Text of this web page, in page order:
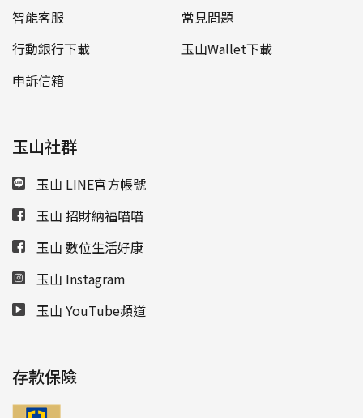
智能客服
常見問題
行動銀行下載
玉山Wallet下載
申訴信箱
玉山社群
玉山 LINE官方帳號
玉山 招財納福喵喵
玉山 數位生活好康
玉山 Instagram
玉山 YouTube頻道
存款保險